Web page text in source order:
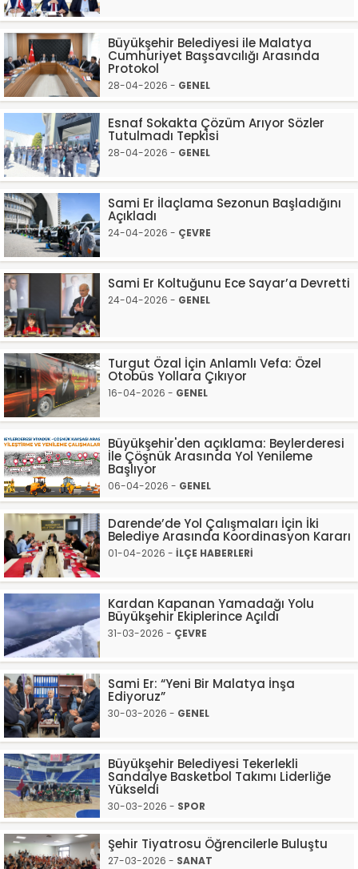
Büyükşehir Belediyesi ile Malatya
Cumhuriyet Başsavcılığı Arasında
Protokol
28-04-2026 - GENEL
Esnaf Sokakta Çözüm Arıyor Sözler
Tutulmadı Tepkisi
28-04-2026 - GENEL
Sami Er İlaçlama Sezonun Başladığını
Açıkladı
24-04-2026 - ÇEVRE
Sami Er Koltuğunu Ece Sayar’a Devretti
24-04-2026 - GENEL
Turgut Özal İçin Anlamlı Vefa: Özel
Otobüs Yollara Çıkıyor
16-04-2026 - GENEL
Büyükşehir'den açıklama: Beylerderesi
İle Çöşnük Arasında Yol Yenileme
Başlıyor
06-04-2026 - GENEL
Darende’de Yol Çalışmaları İçin İki
Belediye Arasında Koordinasyon Kararı
01-04-2026 - İLÇE HABERLERİ
Kardan Kapanan Yamadağı Yolu
Büyükşehir Ekiplerince Açıldı
31-03-2026 - ÇEVRE
Sami Er: “Yeni Bir Malatya İnşa
Ediyoruz”
30-03-2026 - GENEL
Büyükşehir Belediyesi Tekerlekli
Sandalye Basketbol Takımı Liderliğe
Yükseldi
30-03-2026 - SPOR
Şehir Tiyatrosu Öğrencilerle Buluştu
27-03-2026 - SANAT